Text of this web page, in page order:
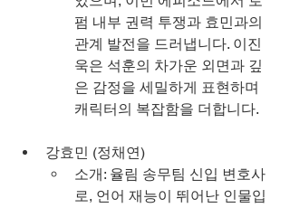
펌 내부 권력 투쟁과 효민과의
관계 발전을 드러냅니다. 이진
욱은 석훈의 차가운 외면과 깊
은 감정을 세밀하게 표현하며
캐릭터의 복잡함을 더합니다.
강효민 (정채연)
소개: 율림 송무팀 신입 변호사
로, 언어 재능이 뛰어난 인물입